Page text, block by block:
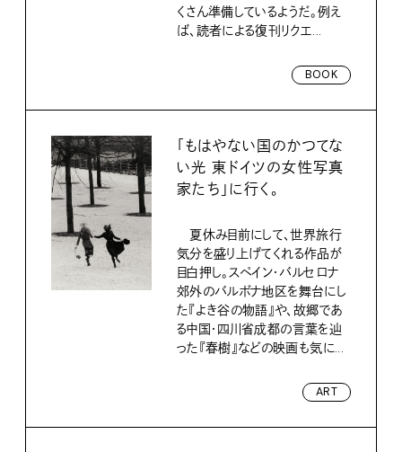
くさん準備しているようだ。例え
ば、読者による復刊リクエ...
BOOK
「もはやない国のかつてな
い光 東ドイツの女性写真
家たち」に行く。
夏休み目前にして、世界旅行
気分を盛り上げてくれる作品が
目白押し。スペイン・バルセロナ
郊外のバルボナ地区を舞台にし
た『よき谷の物語』や、故郷であ
る中国・四川省成都の言葉を辿
った『春樹』などの映画も気に...
ART